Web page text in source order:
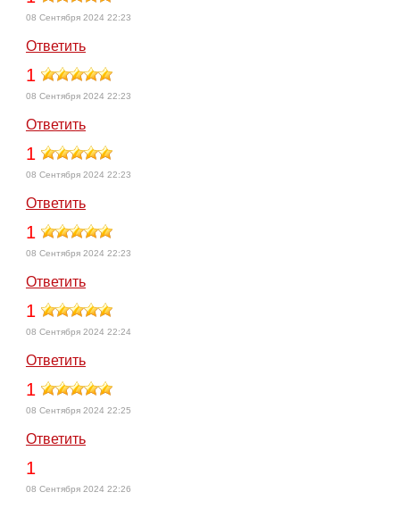
08 Сентября 2024 22:23
Ответить
08 Сентября 2024 22:23
Ответить
08 Сентября 2024 22:23
Ответить
08 Сентября 2024 22:23
Ответить
08 Сентября 2024 22:24
Ответить
08 Сентября 2024 22:25
Ответить
1
08 Сентября 2024 22:26